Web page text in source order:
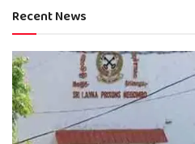
Recent News